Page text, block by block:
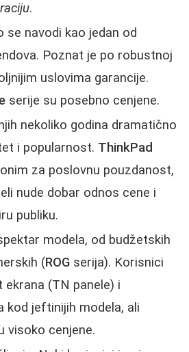
.
se navodi kao jedan od
Poznat je po robustnoj
uslovima garancije.
serije su posebno cenjene.
nekoliko godina dramatično
i popularnost. ThinkPad
za poslovnu pouzdanost,
nude dobar odnos cene i
publiku.
modela, od budžetskih
(ROG serija). Korisnici
ekrana (TN panele) i
kod jeftinijih modela, ali
visoko cenjene.